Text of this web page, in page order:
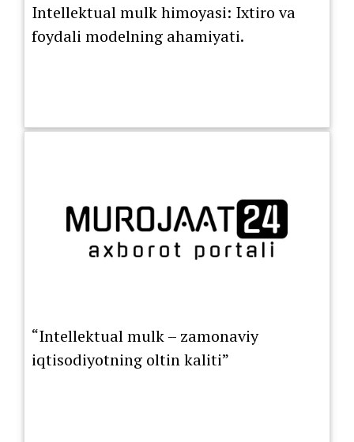
Intellektual mulk himoyasi: Ixtiro va
foydali modelning ahamiyati.
“Intellektual mulk – zamonaviy
iqtisodiyotning oltin kaliti”